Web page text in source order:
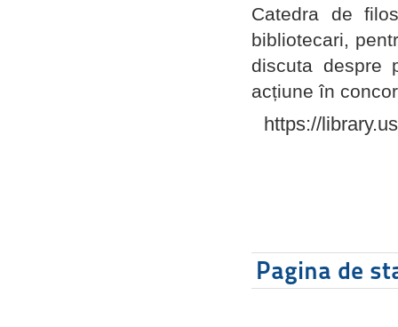
Catedra de
bibliotecari,
discuta despre
acțiune în
https://
Pagina de